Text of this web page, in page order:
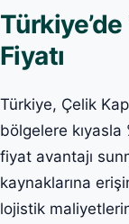
Fiyatı
Türkiye, Çelik
bölgelere
fiyat avantajı
kaynaklarına
lojistik